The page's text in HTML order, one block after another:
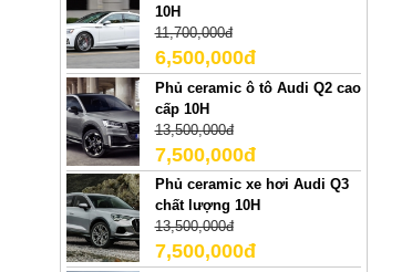
10H
11,700,000đ
6,500,000đ
Phủ ceramic ô tô Audi Q2 cao
cấp 10H
13,500,000đ
7,500,000đ
Phủ ceramic xe hơi Audi Q3
chất lượng 10H
13,500,000đ
7,500,000đ